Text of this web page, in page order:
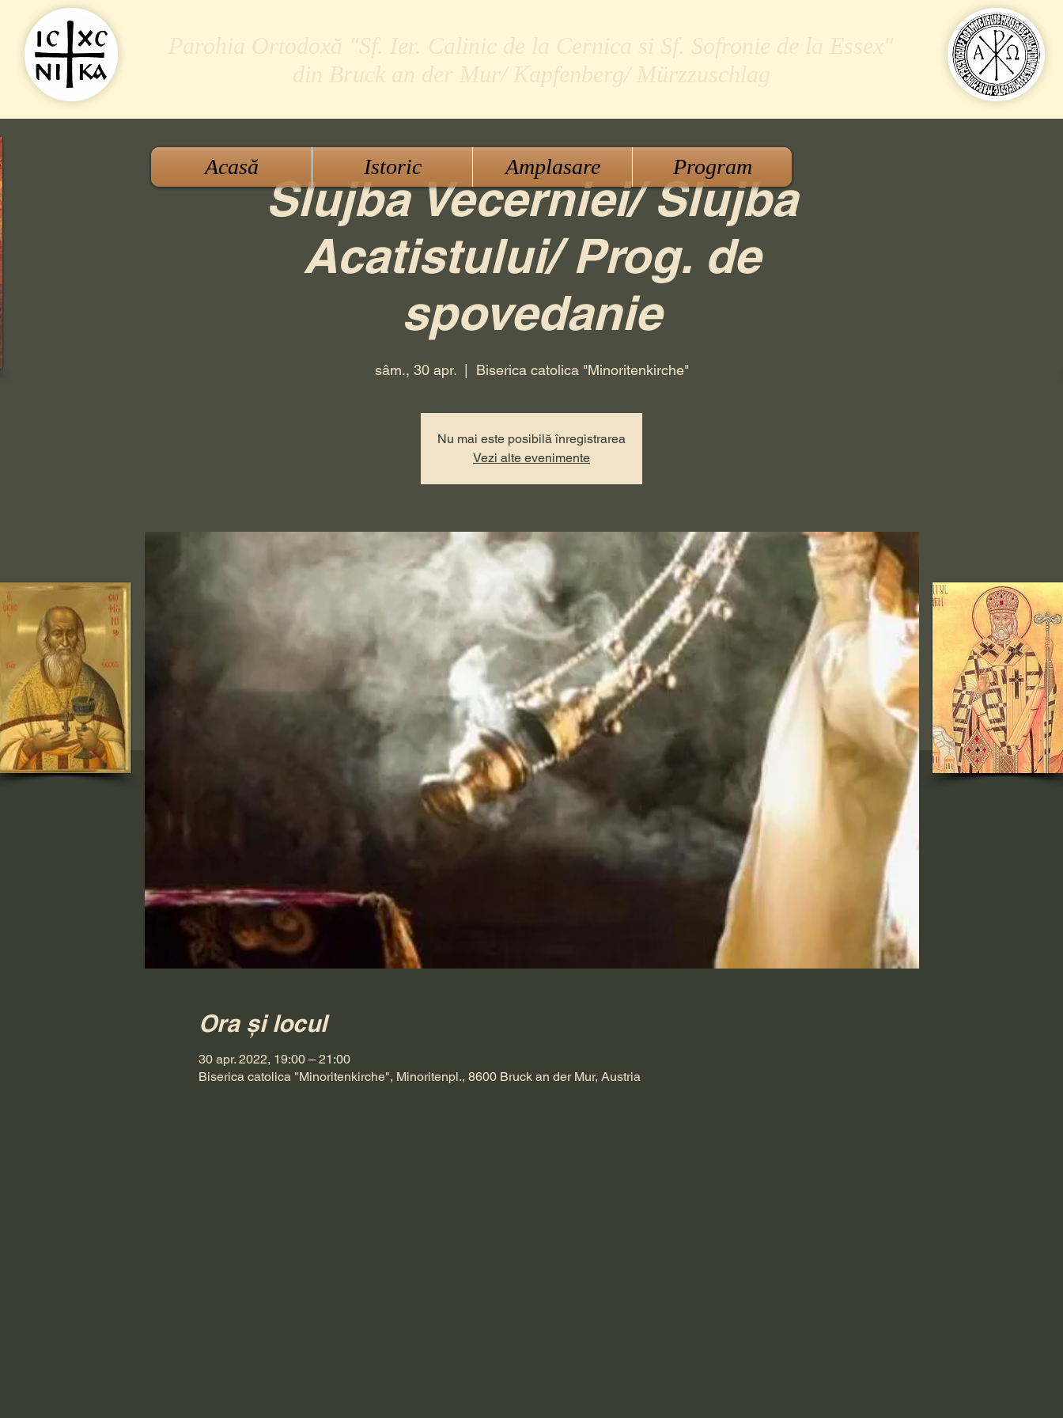
Slujba Vecerniei/ Slujba
Acatistului/ Prog. de
spovedanie
sâm., 30 apr.
  |
Biserica catolica "Minoritenkirche"
Nu mai este posibilă înregistrarea
Vezi alte evenimente
Ora și locul
30 apr. 2022, 19:00 – 21:00
Biserica catolica "Minoritenkirche", Minoritenpl., 8600 Bruck an der Mur, Austria
Acasă Istoric Amplasare Program